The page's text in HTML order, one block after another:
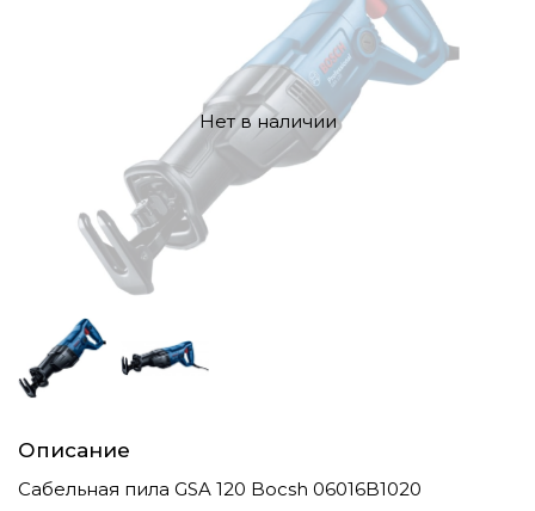
Нет в наличии
Описание
Сабельная пила GSA 120 Bocsh 06016B1020